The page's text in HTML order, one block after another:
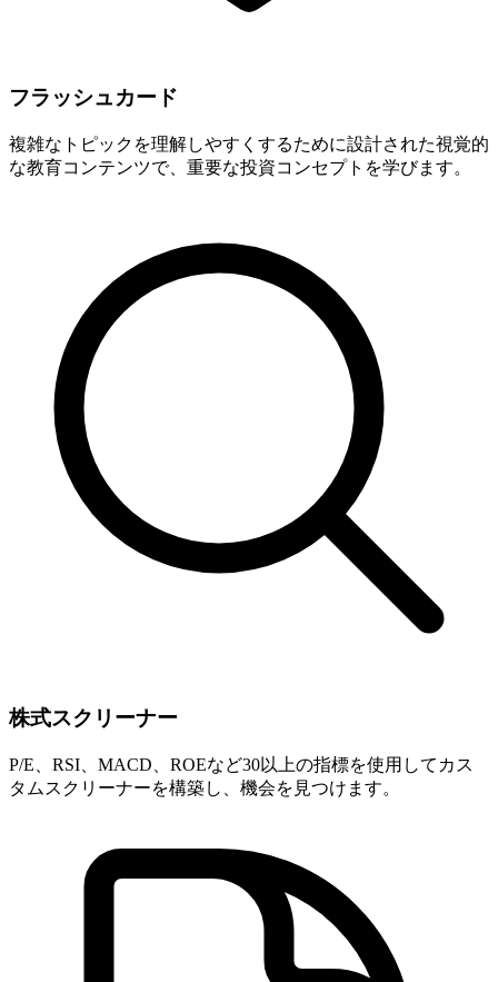
フラッシュカード
複雑なトピックを理解しやすくするために設計された視覚的
な教育コンテンツで、重要な投資コンセプトを学びます。
株式スクリーナー
P/E、RSI、MACD、ROEなど30以上の指標を使用してカス
タムスクリーナーを構築し、機会を見つけます。